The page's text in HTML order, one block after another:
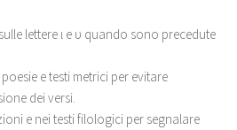
lettere ι e υ quando sono precedute
e testi metrici per evitare
dei versi.
e nei testi filologici per segnalare